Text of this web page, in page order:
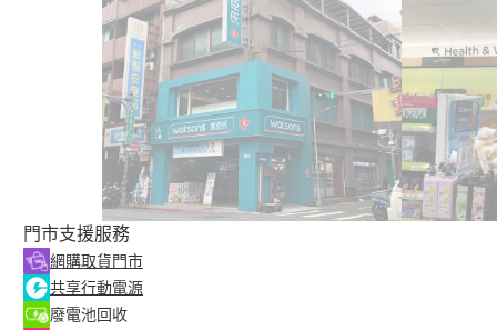
門市支援服務
網購取貨門市
共享行動電源
廢電池回收